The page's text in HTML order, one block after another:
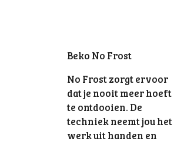
Beko No Frost
No Frost zorgt ervoor
dat je nooit meer hoeft
te ontdooien. De
techniek neemt jou het
werk uit handen en